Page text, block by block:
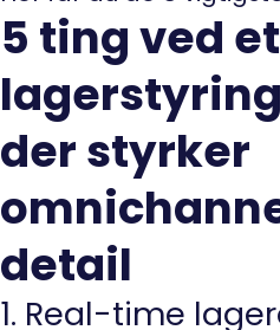
5 ting ved et
der styrker
detail
1. Real-time